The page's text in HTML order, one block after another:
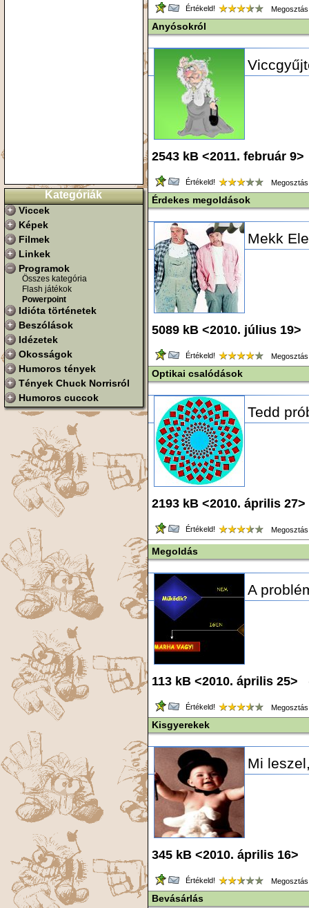
Kategóriák
Viccek
Képek
Filmek
Linkek
Programok
Összes kategória
Flash játékok
Powerpoint
Idióta történetek
Beszólások
Idézetek
Okosságok
Humoros tények
Tények Chuck Norrisról
Humoros cuccok
Értékeld!
Anyósokról
2543 kB <2011. február
Értékeld!
Érdekes megoldások
Mekk
5089 kB <2010. július
Értékeld!
Optikai csalódások
Tedd
2193 kB <2010. április
Értékeld!
Megoldás
A
113 kB <2010. április 25>
Értékeld!
Kisgyerekek
Mi
345 kB <2010. április 16>
Értékeld!
Bevásárlás